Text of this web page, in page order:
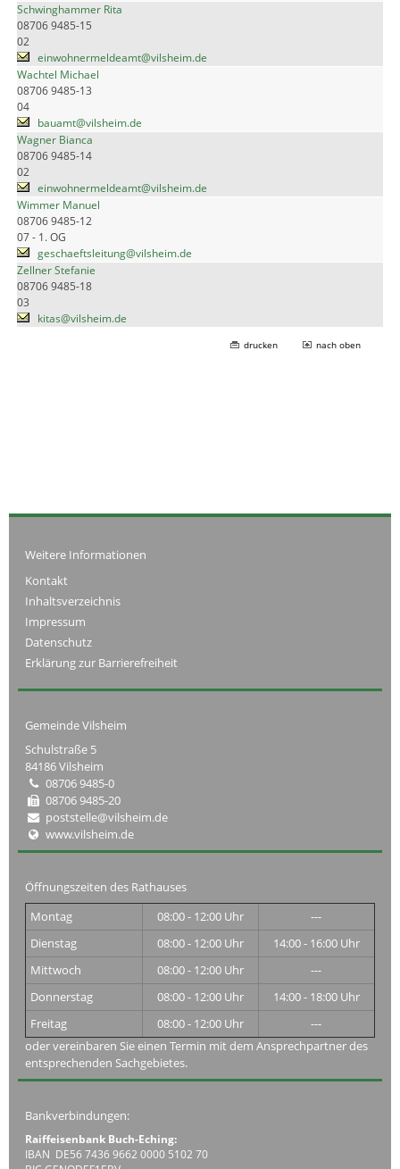
Schwinghammer Rita
08706 9485-15
02
einwohnermeldeamt@vilsheim.de
Wachtel Michael
08706 9485-13
04
bauamt@vilsheim.de
Wagner Bianca
08706 9485-14
02
einwohnermeldeamt@vilsheim.de
Wimmer Manuel
08706 9485-12
07 - 1. OG
geschaeftsleitung@vilsheim.de
Zellner Stefanie
08706 9485-18
03
kitas@vilsheim.de
drucken nach oben
Weitere Informationen
Kontakt
Inhaltsverzeichnis
Impressum
Datenschutz
Erklärung zur Barrierefreiheit
Gemeinde Vilsheim
Schulstraße 5
84186 Vilsheim
08706 9485-0
08706 9485-20
poststelle@vilsheim.de
www.vilsheim.de
Öffnungszeiten des Rathauses
Montag
08:00 - 12:00 Uhr
---
Dienstag
08:00 - 12:00 Uhr
14:00 - 16:00 Uhr
Mittwoch
08:00 - 12:00 Uhr
---
Donnerstag
08:00 - 12:00 Uhr
14:00 - 18:00 Uhr
Freitag
08:00 - 12:00 Uhr
---
oder vereinbaren Sie einen Termin mit dem Ansprechpartner des
entsprechenden Sachgebietes.
Bankverbindungen:
Raiffeisenbank Buch-Eching:
IBAN DE56 7436 9662 0000 5102 70